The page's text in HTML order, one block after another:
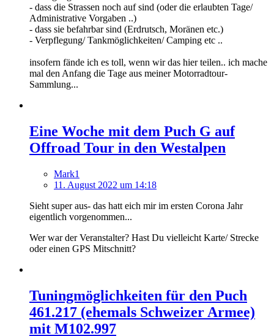
- dass die Strassen noch auf sind (oder die erlaubten Tage/
Administrative Vorgaben ..)
- dass sie befahrbar sind (Erdrutsch, Moränen etc.)
- Verpflegung/ Tankmöglichkeiten/ Camping etc ..
insofern fände ich es toll, wenn wir das hier teilen.. ich mache
mal den Anfang die Tage aus meiner Motorradtour-
Sammlung...
Eine Woche mit dem Puch G auf
Offroad Tour in den Westalpen
Mark1
11. August 2022 um 14:18
Sieht super aus- das hatt eich mir im ersten Corona Jahr
eigentlich vorgenommen...
Wer war der Veranstalter? Hast Du vielleicht Karte/ Strecke
oder einen GPS Mitschnitt?
Tuningmöglichkeiten für den Puch
461.217 (ehemals Schweizer Armee)
mit M102.997